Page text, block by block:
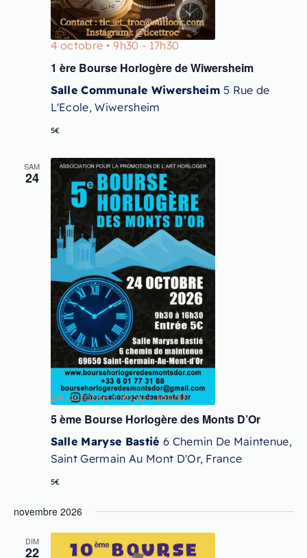
4 octobre • 9h30 - 17h30
1 ère Bourse Horlogère de Wiwersheim
Salle Communale Wiwersheim5 Rue de
L'Ecole, Wiwersheim
5€
SAM
24
24 octobre • 9h30-16h30
5 ème Bourse Horlogère des Monts D’Or
Salle Maryse Bastié 6 Chemin De Maintenue,
Saint Germain Au Mont D'Or, France
5€
novembre 2026
DIM
22